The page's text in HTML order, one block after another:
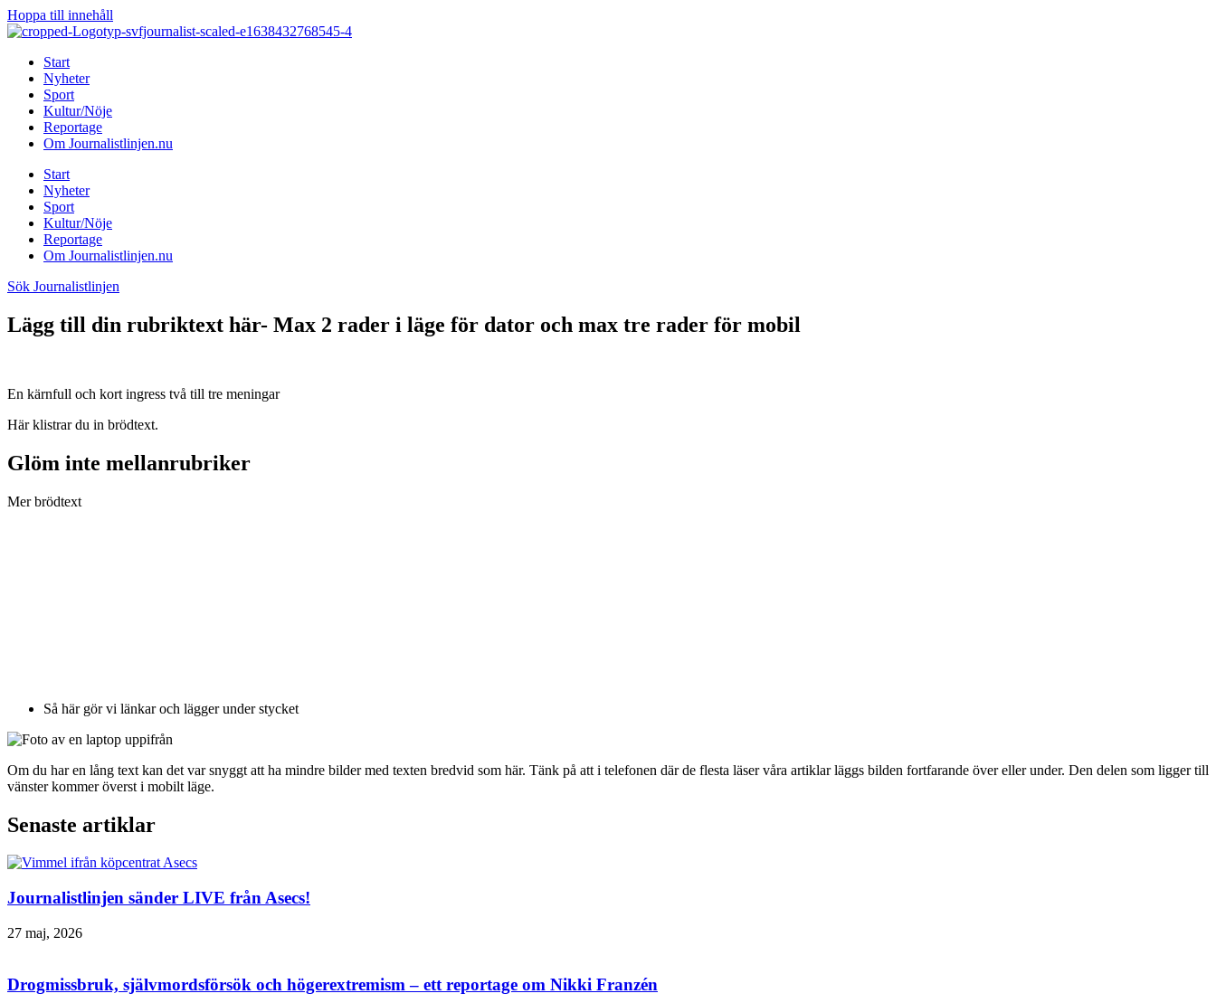
Hoppa till innehåll
Start
Nyheter
Sport
Kultur/Nöje
Reportage
Om Journalistlinjen.nu
Start
Nyheter
Sport
Kultur/Nöje
Reportage
Om Journalistlinjen.nu
Sök Journalistlinjen
Lägg till din rubriktext här- Max 2 rader i läge för dator och max tre rader för mobil
En kärnfull och kort ingress två till tre meningar
Här klistrar du in brödtext.
Glöm inte mellanrubriker
Mer brödtext
Så här gör vi länkar och lägger under stycket
Om du har en lång text kan det var snyggt att ha mindre bilder med texten bredvid som här. Tänk på att i telefonen där de flesta läser våra artiklar läggs bilden fortfarande över eller under. Den delen som ligger till
vänster kommer överst i mobilt läge.
Senaste artiklar
Journalistlinjen sänder LIVE från Asecs!
27 maj, 2026
Drogmissbruk, självmordsförsök och högerextremism – ett reportage om Nikki Franzén